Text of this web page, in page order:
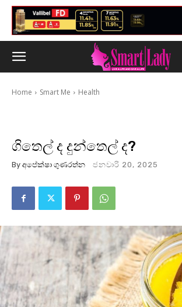
Home Smart Me Health
ගිතෙල් ද දුන්තෙල් ද?
By අපේක්ෂා ගුණරත්න ජනවාරි 20, 2025